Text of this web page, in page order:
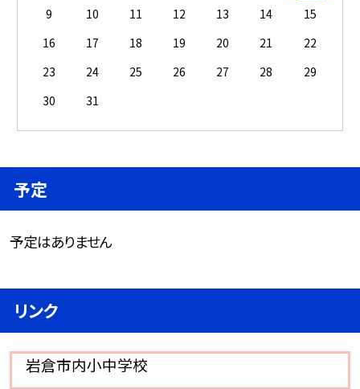
9
10 11 12 13 14
15
16
17 18 19 20 21
22
23
24 25 26 27 28
29
30
31
予定
予定はありません
リンク
岩倉市内小中学校